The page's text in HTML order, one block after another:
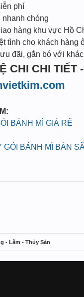
phí
nhanh chóng
hàng khu vực Hồ
tình cho khách hàng
đãi, gắn bó với
CHI CHI TIẾT
BÁNH MÌ GIÁ RẼ
GÓI BÁNH MÌ BÁN
- Lâm - Thủy Sản